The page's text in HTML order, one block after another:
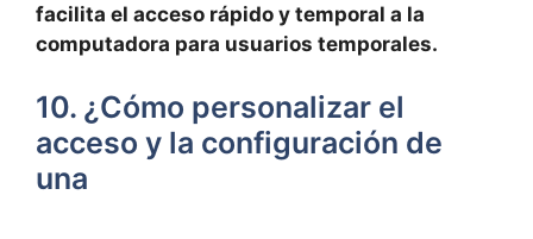
facilita el acceso rápido y temporal a la
computadora para usuarios temporales.
10. ¿Cómo personalizar el
acceso y la configuración de
una